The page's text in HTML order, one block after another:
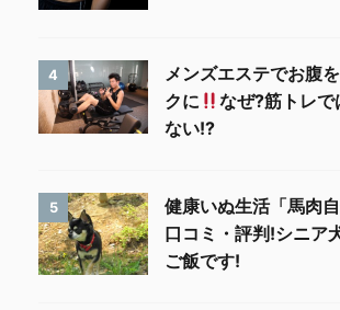
4
メンズエステでお腹
クに
なぜ?筋トレ
ない!?
5
健康いぬ生活「馬肉
口コミ・評判!シニア
ご飯です!